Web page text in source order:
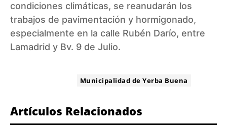
condiciones climáticas, se reanudarán los
trabajos de pavimentación y hormigonado,
especialmente en la calle Rubén Darío, entre
Lamadrid y Bv. 9 de Julio.
Municipalidad de Yerba Buena
Artículos Relacionados